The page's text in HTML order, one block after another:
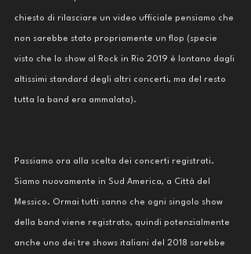
chiesto di rilasciare un video ufficiale pensiamo che
non sarebbe stato propriamente un flop (specie
visto che lo show al Rock in Rio 2019 è lontano dagli
altissimi standard degli altri concerti, ma del resto
tutta la band era ammalata).
Passiamo ora alla scelta dei concerti registrati.
Siamo nuovamente in Sud America, a Città del
Messico. Ormai tutti sanno che ogni singolo show
della band viene registrato, quindi potenzialmente
anche uno dei tre shows italiani del 2018 sarebbe